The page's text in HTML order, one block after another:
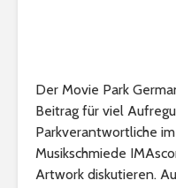
Der Movie Park
Beitrag für viel
Parkverantwortliche
Musikschmiede
Artwork diskutieren.